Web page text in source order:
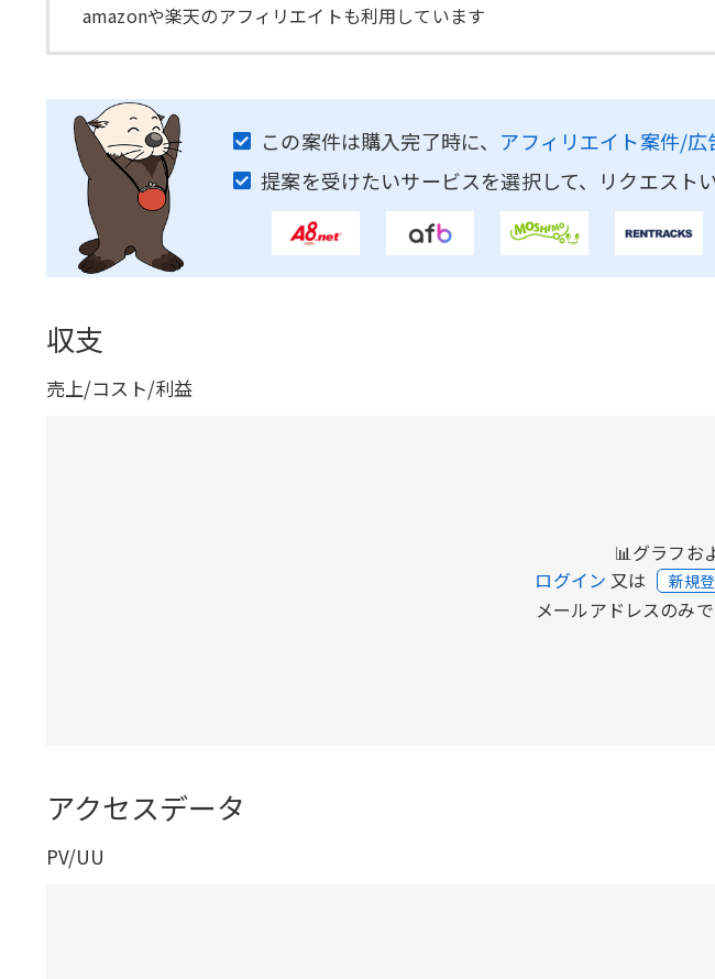
amazonや楽天のアフィリエイトも利用しています
この案件は購入完了時に、 アフィリエイト案件/
提案を受けたいサービスを選択して、リクエスト
収支
売上/コスト/利益
📊グラフお
ログイン 又は 新規
メールアドレスのみ
アクセスデータ
PV/UU